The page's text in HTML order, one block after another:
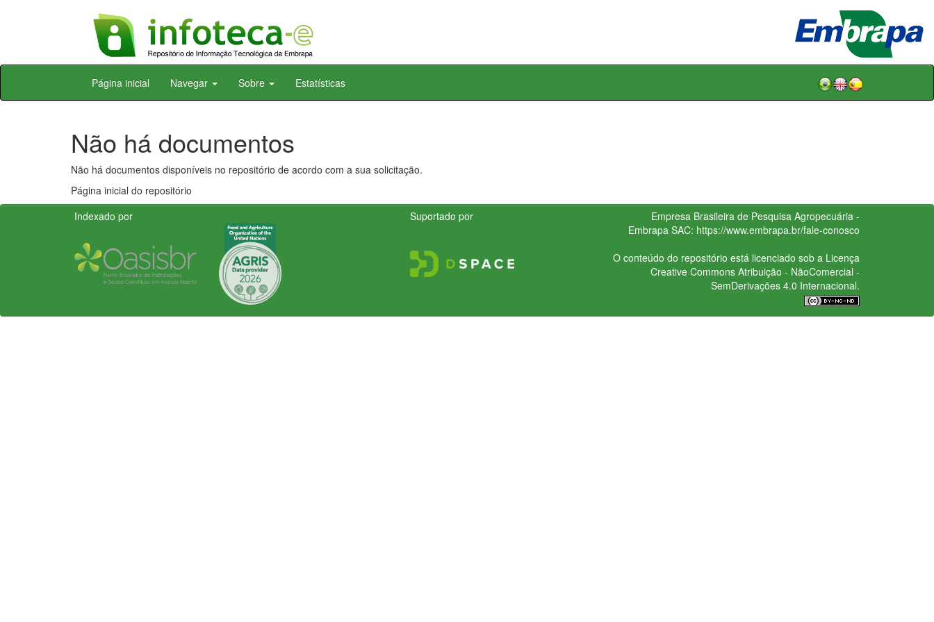
Skip
Página inicial Navegar Sobre Estatísticas
Não há documentos
Não há documentos disponíveis no repositório de acordo com a sua solicitação.
Página inicial do repositório
Indexado por
Suportado por
Empresa Brasileira de Pesquisa Agropecuária -
Embrapa SAC: https://www.embrapa.br/fale-conosco
O conteúdo do repositório está licenciado sob a Licença
Creative CommonsAtribuição - NãoComercial -
SemDerivações 4.0 Internacional.